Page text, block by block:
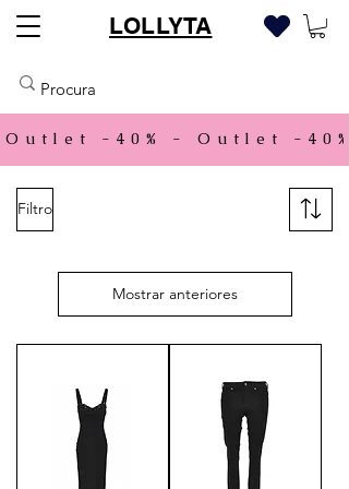
LOLLYTA
Outlet -40% -
Filtro
Mostrar anteriores